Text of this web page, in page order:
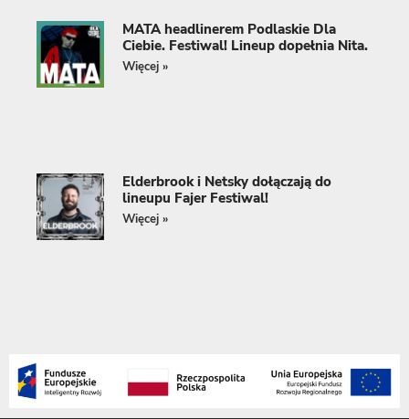
MATA headlinerem Podlaskie Dla
Ciebie. Festiwal! Lineup dopełnia Nita.
Więcej »
Elderbrook i Netsky dołączają do
lineupu Fajer Festiwal!
Więcej »